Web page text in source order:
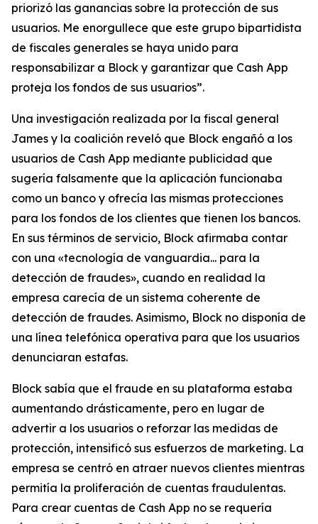
priorizó las ganancias sobre la protección de sus
usuarios. Me enorgullece que este grupo bipartidista
de fiscales generales se haya unido para
responsabilizar a Block y garantizar que Cash App
proteja los fondos de sus usuarios”.
Una investigación realizada por la fiscal general
James y la coalición reveló que Block engañó a los
usuarios de Cash App mediante publicidad que
sugería falsamente que la aplicación funcionaba
como un banco y ofrecía las mismas protecciones
para los fondos de los clientes que tienen los bancos.
En sus términos de servicio, Block afirmaba contar
con una «tecnología de vanguardia... para la
detección de fraudes», cuando en realidad la
empresa carecía de un sistema coherente de
detección de fraudes. Asimismo, Block no disponía de
una línea telefónica operativa para que los usuarios
denunciaran estafas.
Block sabía que el fraude en su plataforma estaba
aumentando drásticamente, pero en lugar de
advertir a los usuarios o reforzar las medidas de
protección, intensificó sus esfuerzos de marketing. La
empresa se centró en atraer nuevos clientes mientras
permitía la proliferación de cuentas fraudulentas.
Para crear cuentas de Cash App no ​​se requería